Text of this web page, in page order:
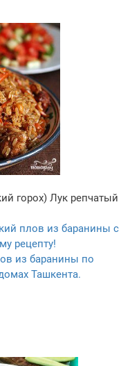
горох) Лук репчатый
плов из баранины с
рецепту!
из баранины по
Ташкента.